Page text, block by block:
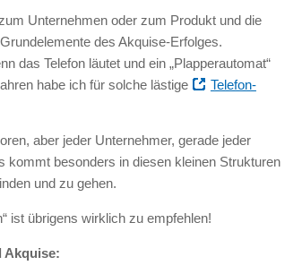
Unternehmen oder zum Produkt und die
des Akquise-Erfolges.
das Telefon läutet und ein „Plapperautomat“
habe ich für solche lästige
Telefon-
aber jeder Unternehmer, gerade jeder
kommt besonders in diesen kleinen Strukturen
und zu gehen.
ist übrigens wirklich zu empfehlen!
Akquise: